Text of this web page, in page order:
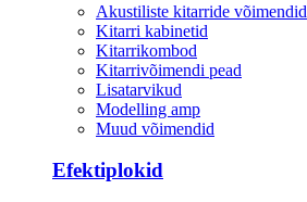
Akustiliste kitarride võimendid
Kitarri kabinetid
Kitarrikombod
Kitarrivõimendi pead
Lisatarvikud
Modelling amp
Muud võimendid
Efektiplokid